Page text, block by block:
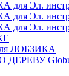
для Эл.
для Эл.
для Эл.
ЛОБЗИКА